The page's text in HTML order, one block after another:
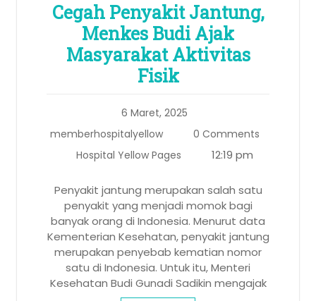
Cegah Penyakit Jantung,
Menkes Budi Ajak
Masyarakat Aktivitas
Fisik
6 Maret, 2025
memberhospitalyellow
0 Comments
Hospital Yellow Pages
12:19 pm
Penyakit jantung merupakan salah satu
penyakit yang menjadi momok bagi
banyak orang di Indonesia. Menurut data
Kementerian Kesehatan, penyakit jantung
merupakan penyebab kematian nomor
satu di Indonesia. Untuk itu, Menteri
Kesehatan Budi Gunadi Sadikin mengajak